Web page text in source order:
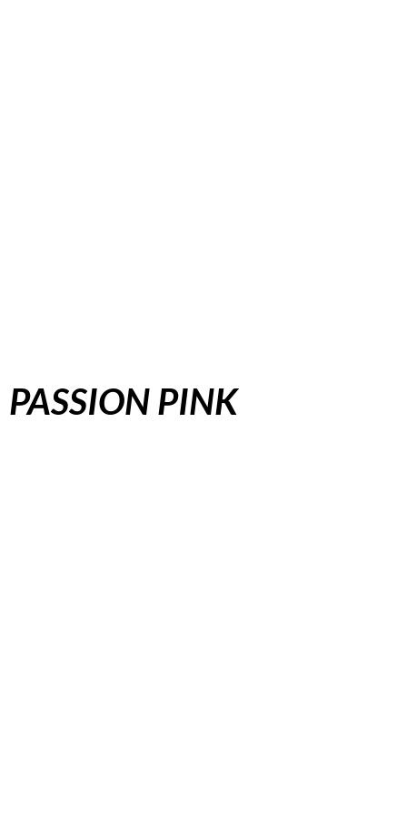
PASSION PINK